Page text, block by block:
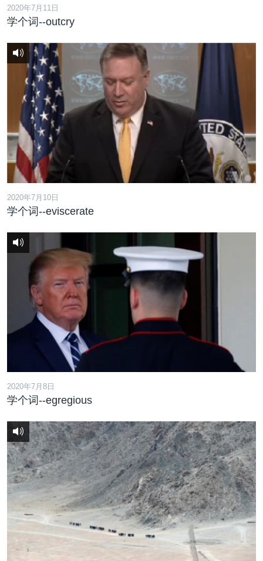
2020年7月11日
学个词--outcry
2020年7月10日
学个词--eviscerate
2020年7月8日
学个词--egregious